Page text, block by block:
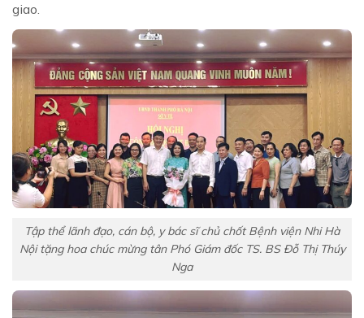
giao.
Tập thể lãnh đạo, cán bộ, y bác sĩ chủ chốt Bệnh viện Nhi Hà
Nội tặng hoa chúc mừng tân Phó Giám đốc TS. BS Đỗ Thị Thúy
Nga